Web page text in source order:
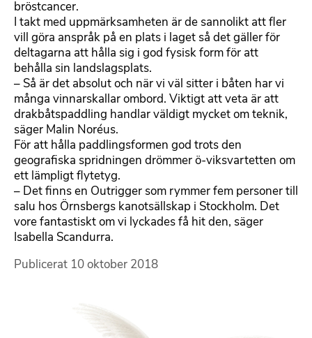
bröstcancer.
I takt med uppmärksamheten är de sannolikt att fler
vill göra anspråk på en plats i laget så det gäller för
deltagarna att hålla sig i god fysisk form för att
behålla sin landslagsplats.
­– Så är det absolut och när vi väl sitter i båten har vi
många vinnarskallar ombord. Viktigt att veta är att
drakbåtspaddling handlar väldigt mycket om teknik,
säger Malin Noréus.
För att hålla paddlingsformen god trots den
geografiska spridningen drömmer ö-viksvartetten om
ett lämpligt flytetyg.
­– Det finns en Outrigger som rymmer fem personer till
salu hos Örnsbergs kanotsällskap i Stockholm. Det
vore fantastiskt om vi lyckades få hit den, säger
Isabella Scandurra.
Publicerat 10 oktober 2018